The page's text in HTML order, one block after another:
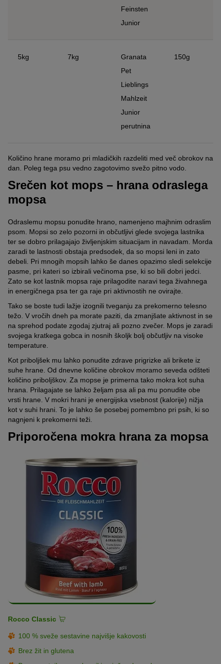
Feinsten
Junior
5kg 7kg
Granata
Pet
Lieblings
Mahlzeit
Junior
perutnina
150g
Količino hrane moramo pri mladičkih razdeliti med več obrokov na
dan. Poleg tega psu vedno zagotovimo svežo pitno vodo.
Srečen kot mops – hrana odraslega
mopsa
Odraslemu mopsu ponudite hrano, namenjeno majhnim odraslim
psom. Mopsi so zelo pozorni in občutljivi glede svojega lastnika
ter se dobro prilagajajo življenjskim situacijam in navadam. Morda
zaradi te lastnosti obstaja predsodek, da so mopsi leni in zato
debeli. Pri mnogih mopsih lahko še danes opazimo sledi selekcije
pasme, pri kateri so izbirali večinoma pse, ki so bili dobri jedci.
Zato se kot lastnik mopsa raje prilagodite naravi tega živahnega
in energičnega psa ter ga raje pri aktivnostih ne ovirajte.
Tako se boste tudi lažje izognili tveganju za prekomerno telesno
težo. V vročih dneh pa morate paziti, da zmanjšate aktivnost in se
na sprehod podate zgodaj zjutraj ali pozno zvečer. Mops je zaradi
svojega kratkega gobca in nosnih školjk bolj občutljiv na visoke
temperature.
Kot priboljšek mu lahko ponudite zdrave prigrizke ali brikete iz
suhe hrane. Od dnevne količine obrokov moramo seveda odšteti
količino priboljškov. Za mopse je primerna tako mokra kot suha
hrana. Prilagajate se lahko željam psa ali pa mu ponudite obe
vrsti hrane. V mokri hrani je energijska vsebnost (kalorije) nižja
kot v suhi hrani. To je lahko še posebej pomembno pri psih, ki so
nagnjeni k prekomerni teži.
Priporočena mokra hrana za mopsa
Rocco Classic
100 % sveže sestavine najvišje kakovosti
Brez žit in glutena